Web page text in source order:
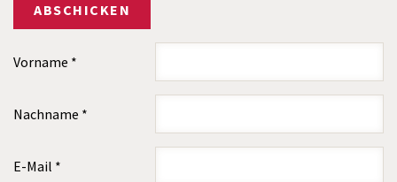
ABSCHICKEN
Vorname *
Nachname *
E-Mail *